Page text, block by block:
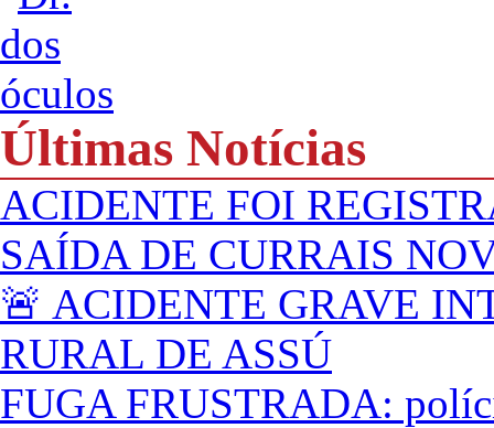
Últimas Notícias
ACIDENTE FOI
SAÍDA DE CURRAIS
🚨 ACIDENTE GRAVE
RURAL DE ASSÚ
FUGA FRUSTRADA: